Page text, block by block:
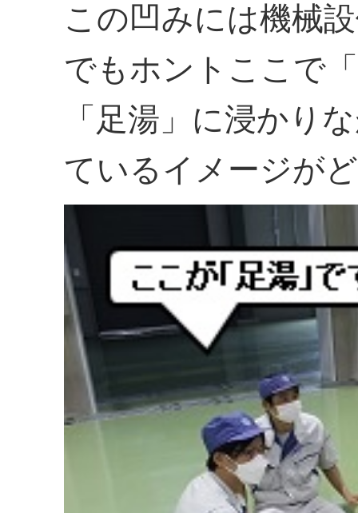
この凹みには機械
でもホントここで
「足湯」に浸かり
ているイメージが